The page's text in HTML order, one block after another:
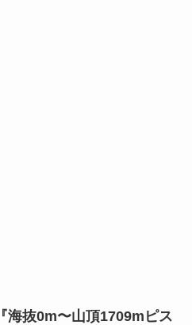
『海抜0m〜山頂1709mピス